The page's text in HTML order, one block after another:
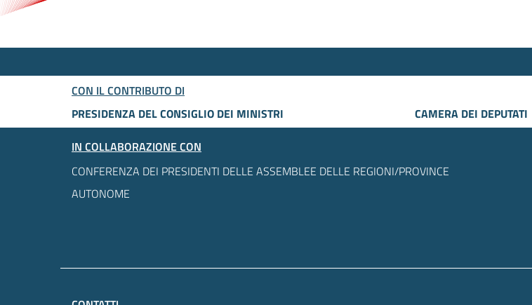
CON IL CONTRIBUTO DI
PRESIDENZA DEL CONSIGLIO DEI MINISTRI
CAMERA DEI DEPUTATI
IN COLLABORAZIONE CON
CONFERENZA DEI PRESIDENTI DELLE ASSEMBLEE DELLE REGIONI/PROVINCE
AUTONOME